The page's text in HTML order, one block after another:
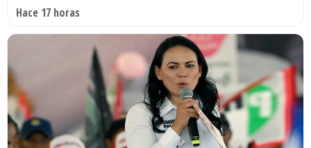
Hace 17 horas